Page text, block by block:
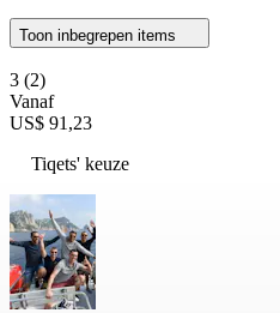
Toon inbegrepen items
3 (2)
Vanaf
US$ 91,23
Tiqets' keuze